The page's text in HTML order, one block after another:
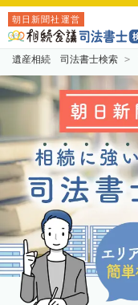
朝日新聞社運営
遺産相続 司法書士検索